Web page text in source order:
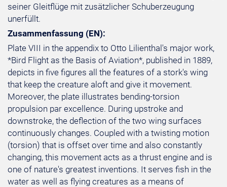
seiner Gleitflüge mit zusätzlicher Schuberzeugung
unerfüllt.
Zusammenfassung (EN):
Plate VIII in the appendix to Otto Lilienthal's major work,
*Bird Flight as the Basis of Aviation*, published in 1889,
depicts in five figures all the features of a stork's wing
that keep the creature aloft and give it movement.
Moreover, the plate illustrates bending-torsion
propulsion par excellence. During upstroke and
downstroke, the deflection of the two wing surfaces
continuously changes. Coupled with a twisting motion
(torsion) that is offset over time and also constantly
changing, this movement acts as a thrust engine and is
one of nature's greatest inventions. It serves fish in the
water as well as flying creatures as a means of